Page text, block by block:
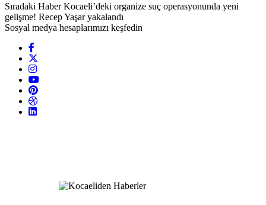
Sıradaki Haber Kocaeli’deki organize suç operasyonunda yeni
gelişme! Recep Yaşar yakalandı
Sosyal medya hesaplarımızı keşfedin